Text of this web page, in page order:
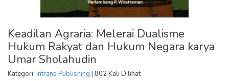
Keadilan Agraria: Melerai Dualisme
Hukum Rakyat dan Hukum Negara karya
Umar Sholahudin
Kategori: Intrans Publishing | 802 Kali Dilihat